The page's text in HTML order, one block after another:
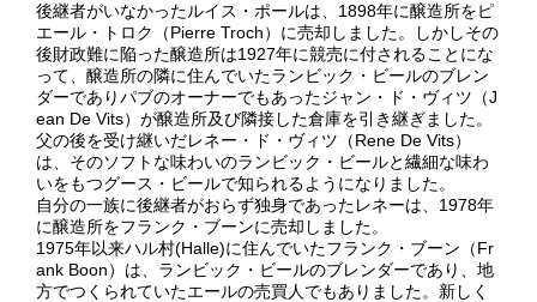
後継者がいなかったルイス・ポールは、1898年に醸造所をピ
エール・トロク（Pierre Troch）に売却しました。しかしその
後財政難に陥った醸造所は1927年に競売に付されることにな
って、醸造所の隣に住んでいたランビック・ビールのブレン
ダーでありパブのオーナーでもあったジャン・ド・ヴィツ（J
ean De Vits）が醸造所及び隣接した倉庫を引き継ぎました。
父の後を受け継いだレネー・ド・ヴィツ（Rene De Vits）
は、そのソフトな味わいのランビック・ビールと繊細な味わ
いをもつグース・ビールで知られるようになりました。
自分の一族に後継者がおらず独身であったレネーは、1978年
に醸造所をフランク・ブーンに売却しました。
1975年以来ハル村(Halle)に住んでいたフランク・ブーン（Fr
ank Boon）は、ランビック・ビールのブレンダーであり、地
方でつくられていたエールの売買人でもありました。新しく